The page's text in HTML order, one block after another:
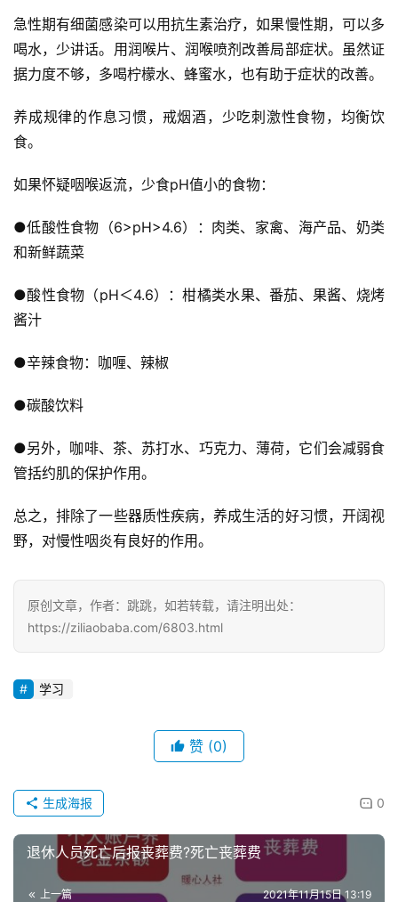
投
稿
每
好
诗
急性期有细菌感染可以用抗生素治疗，如果慢性期，可以多
喝水，少讲话。用润喉片、润喉喷剂改善局部症状。虽然证
据力度不够，多喝柠檬水、蜂蜜水，也有助于症状的改善。
养成规律的作息习惯，戒烟酒，少吃刺激性食物，均衡饮
食。
如果怀疑咽喉返流，少食pH值小的食物：
●低酸性食物（6>pH>4.6）：肉类、家禽、海产品、奶类
和新鲜蔬菜
●酸性食物（pH＜4.6）：柑橘类水果、番茄、果酱、烧烤
酱汁
●辛辣食物：咖喱、辣椒
●碳酸饮料
●另外，咖啡、茶、苏打水、巧克力、薄荷，它们会减弱食
管括约肌的保护作用。
总之，排除了一些器质性疾病，养成生活的好习惯，开阔视
野，对慢性咽炎有良好的作用。
原创文章，作者：跳跳，如若转载，请注明出处：
https://ziliaobaba.com/6803.html
学习
赞 (0)
0
生成海报
退休人员死亡后报丧葬费?死亡丧葬费
上一篇 2021年11月15日 13:19